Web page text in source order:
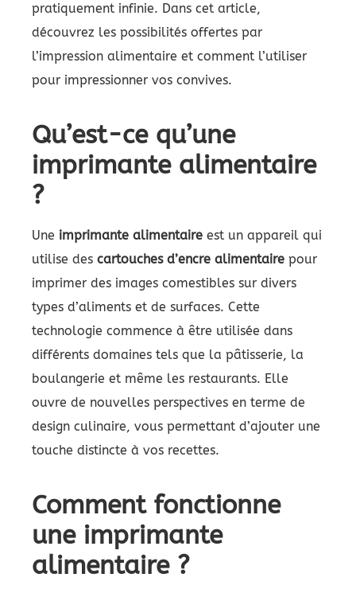
pratiquement infinie. Dans cet article,
découvrez les possibilités offertes par
l’impression alimentaire et comment l’utiliser
pour impressionner vos convives.
Qu’est-ce qu’une
imprimante alimentaire
?
Une imprimante alimentaire est un appareil qui
utilise des cartouches d’encre alimentaire pour
imprimer des images comestibles sur divers
types d’aliments et de surfaces. Cette
technologie commence à être utilisée dans
différents domaines tels que la pâtisserie, la
boulangerie et même les restaurants. Elle
ouvre de nouvelles perspectives en terme de
design culinaire, vous permettant d’ajouter une
touche distincte à vos recettes.
Comment fonctionne
une imprimante
alimentaire ?